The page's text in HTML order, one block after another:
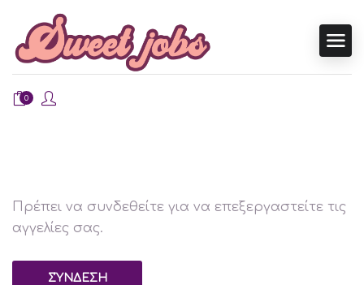
0
Πρέπει να συνδεθείτε για να επεξεργαστείτε τις
αγγελίες σας.
ΣΎΝΔΕΣΗ